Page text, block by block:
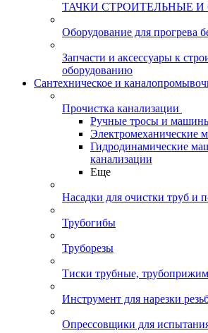
ТАЧКИ СТРОИТЕЛЬНЫЕ
Оборудование для прогрева
Запчасти и аксессуары к
оборудованию
Сантехническое и
Прочистка канализации
Ручные тросы и
Электромеханические
Гидродинамические
канализации
Еще
Насадки для очистки труб и
Трубогибы
Труборезы
Тиски трубные,
Инструмент для нарезки
Опрессовщики для